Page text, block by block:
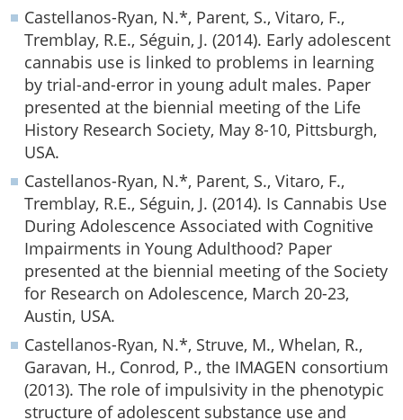
Castellanos-Ryan, N.*, Parent, S., Vitaro, F.,
Tremblay, R.E., Séguin, J. (2014). Early adolescent
cannabis use is linked to problems in learning
by trial-and-error in young adult males. Paper
presented at the biennial meeting of the Life
History Research Society, May 8-10, Pittsburgh,
USA.
Castellanos-Ryan, N.*, Parent, S., Vitaro, F.,
Tremblay, R.E., Séguin, J. (2014). Is Cannabis Use
During Adolescence Associated with Cognitive
Impairments in Young Adulthood? Paper
presented at the biennial meeting of the Society
for Research on Adolescence, March 20-23,
Austin, USA.
Castellanos-Ryan, N.*, Struve, M., Whelan, R.,
Garavan, H., Conrod, P., the IMAGEN consortium
(2013). The role of impulsivity in the phenotypic
structure of adolescent substance use and